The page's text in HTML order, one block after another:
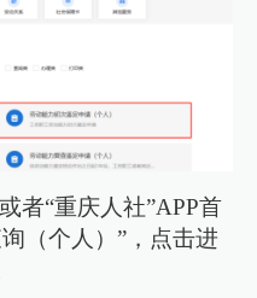
者“重庆人社”APP首
（个人）”，点击进